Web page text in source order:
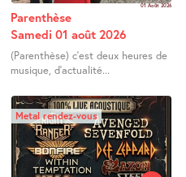
01 Août 2026
Parenthèse
Samedi 01 août 2026
(Parenthèse) c’est deux heures de
musique, d’actualité...
Metal rendez-vous